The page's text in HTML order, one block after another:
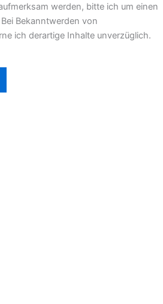
werden, bitte ich um einen
Bekanntwerden von
ich derartige Inhalte unverzüglich.